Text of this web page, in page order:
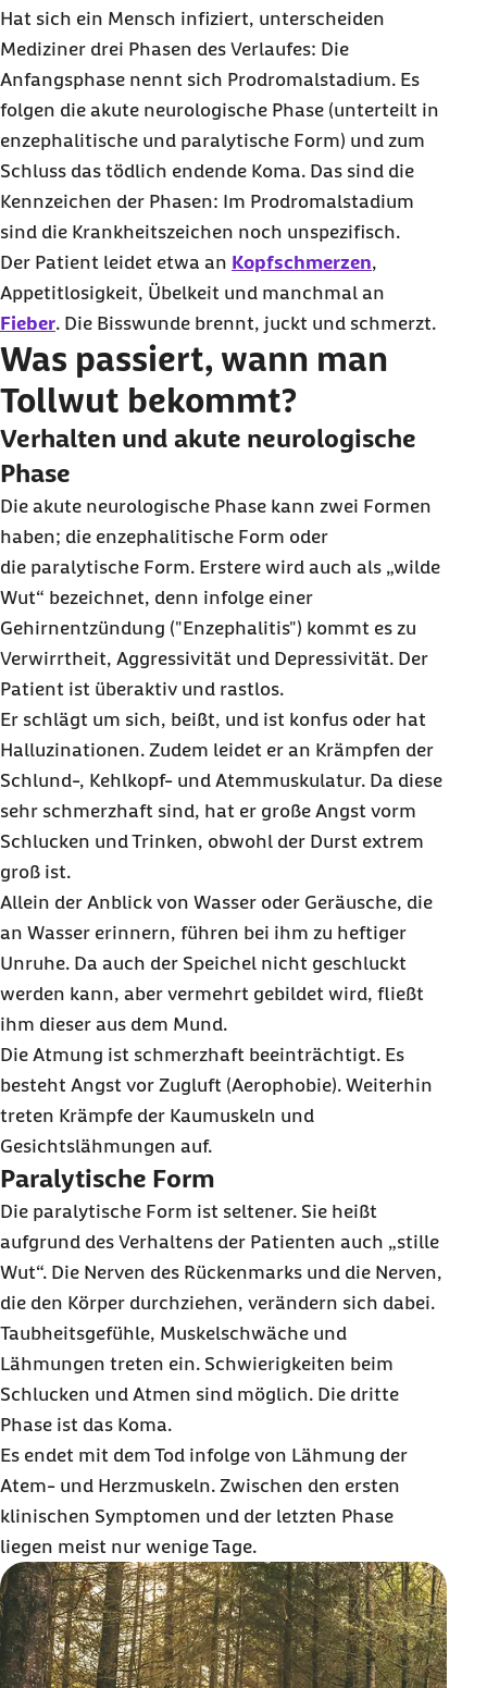
Hat sich ein Mensch infiziert, unterscheiden
Mediziner drei Phasen des Verlaufes: Die
Anfangsphase nennt sich Prodromalstadium. Es
folgen die akute neurologische Phase (unterteilt in
enzephalitische und paralytische Form) und zum
Schluss das tödlich endende Koma. Das sind die
Kennzeichen der Phasen: Im Prodromalstadium
sind die Krankheitszeichen noch unspezifisch.
Der Patient leidet etwa an Kopfschmerzen,
Appetitlosigkeit, Übelkeit und manchmal an
Fieber. Die Bisswunde brennt, juckt und schmerzt.
Was passiert, wann man
Tollwut bekommt?
Verhalten und akute neurologische
Phase
Die akute neurologische Phase kann zwei Formen
haben; die enzephalitische Form oder
die paralytische Form. Erstere wird auch als „wilde
Wut“ bezeichnet, denn infolge einer
Gehirnentzündung ("Enzephalitis") kommt es zu
Verwirrtheit, Aggressivität und Depressivität. Der
Patient ist überaktiv und rastlos.
Er schlägt um sich, beißt, und ist konfus oder hat
Halluzinationen. Zudem leidet er an Krämpfen der
Schlund-, Kehlkopf- und Atemmuskulatur. Da diese
sehr schmerzhaft sind, hat er große Angst vorm
Schlucken und Trinken, obwohl der Durst extrem
groß ist.
Allein der Anblick von Wasser oder Geräusche, die
an Wasser erinnern, führen bei ihm zu heftiger
Unruhe. Da auch der Speichel nicht geschluckt
werden kann, aber vermehrt gebildet wird, fließt
ihm dieser aus dem Mund.
Die Atmung ist schmerzhaft beeinträchtigt. Es
besteht Angst vor Zugluft (Aerophobie). Weiterhin
treten Krämpfe der Kaumuskeln und
Gesichtslähmungen auf.
Paralytische Form
Die paralytische Form ist seltener. Sie heißt
aufgrund des Verhaltens der Patienten auch „stille
Wut“. Die Nerven des Rückenmarks und die Nerven,
die den Körper durchziehen, verändern sich dabei.
Taubheitsgefühle, Muskelschwäche und
Lähmungen treten ein. Schwierigkeiten beim
Schlucken und Atmen sind möglich. Die dritte
Phase ist das Koma.
Es endet mit dem Tod infolge von Lähmung der
Atem- und Herzmuskeln. Zwischen den ersten
klinischen Symptomen und der letzten Phase
liegen meist nur wenige Tage.